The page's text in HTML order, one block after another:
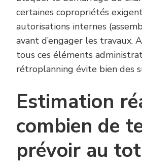
certaines copropriétés
autorisations internes
avant d’engager les travaux.
tous ces éléments
rétroplanning évite bien des
Estimation
combien de
prévoir au